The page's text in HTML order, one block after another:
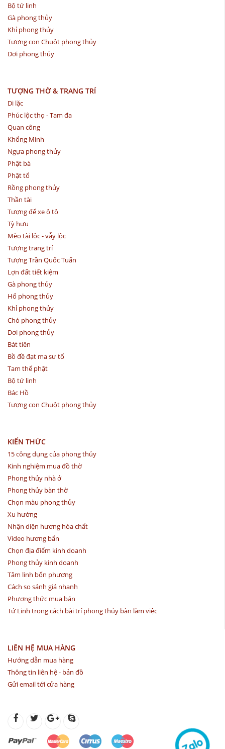
Bộ tứ linh
Gà phong thủy
Khỉ phong thủy
Tượng con Chuột phong thủy
Dơi phong thủy
TƯỢNG THỜ & TRANG TRÍ
Di lặc
Phúc lộc thọ - Tam đa
Quan công
Khổng Minh
Ngựa phong thủy
Phật bà
Phật tổ
Rồng phong thủy
Thần tài
Tượng để xe ô tô
Tỳ hưu
Mèo tài lộc - vẫy lộc
Tượng trang trí
Tượng Trần Quốc Tuấn
Lợn đất tiết kiệm
Gà phong thủy
Hổ phong thủy
Khỉ phong thủy
Chó phong thủy
Dơi phong thủy
Bát tiên
Bồ đề đạt ma sư tổ
Tam thế phật
Bộ tứ linh
Bác Hồ
Tượng con Chuột phong thủy
KIẾN THỨC
15 công dụng của phong thủy
Kinh nghiệm mua đồ thờ
Phong thủy nhà ở
Phong thủy bàn thờ
Chọn màu phong thủy
Xu hướng
Nhận diện hương hóa chất
Video hương bẩn
Chọn địa điểm kinh doanh
Phong thủy kinh doanh
Tâm linh bốn phương
Cách so sánh giá nhanh
Phương thức mua bán
Tứ Linh trong cách bài trí phong thủy bàn làm việc
LIÊN HỆ MUA HÀNG
Hướng dẫn mua hàng
Thông tin liên hệ - bản đồ
Gửi email tới cửa hàng